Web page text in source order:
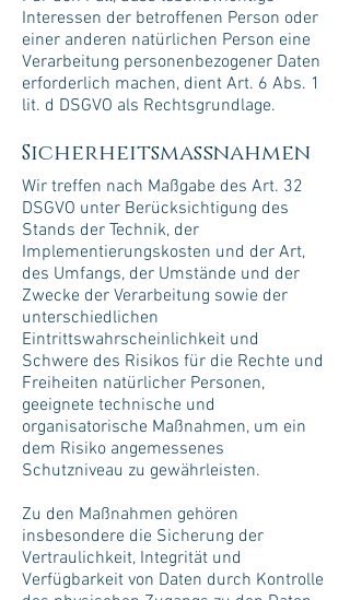
Interessen der betroffenen Person oder
einer anderen natürlichen Person eine
Verarbeitung personenbezogener Daten
erforderlich machen, dient Art. 6 Abs. 1
lit. d DSGVO als Rechtsgrundlage.
Sicherheitsmaßnahmen
Wir treffen nach Maßgabe des Art. 32
DSGVO unter Berücksichtigung des
Stands der Technik, der
Implementierungskosten und der Art,
des Umfangs, der Umstände und der
Zwecke der Verarbeitung sowie der
unterschiedlichen
Eintrittswahrscheinlichkeit und
Schwere des Risikos für die Rechte und
Freiheiten natürlicher Personen,
geeignete technische und
organisatorische Maßnahmen, um ein
dem Risiko angemessenes
Schutzniveau zu gewährleisten.
Zu den Maßnahmen gehören
insbesondere die Sicherung der
Vertraulichkeit, Integrität und
Verfügbarkeit von Daten durch Kontrolle